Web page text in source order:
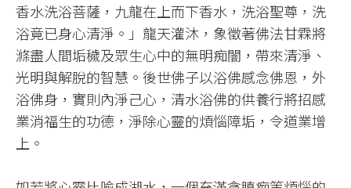
香水洗浴菩薩，九龍在上而下香水，洗浴聖尊，洗
浴竟已身心清淨。」龍天灌沐，象徵著佛法甘霖將
滌盡人間垢穢及眾生心中的無明痴闇，帶來清淨、
光明與解脫的智慧。後世佛子以浴佛感念佛恩，外
浴佛身，實則內淨己心，清水浴佛的供養行將招感
業消福生的功德，淨除心靈的煩惱障垢，令道業增
上。